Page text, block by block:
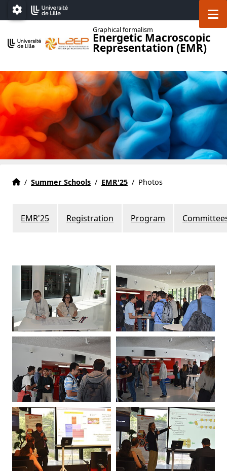
Accéder au menu principal
Accéder au contenu
Paramétrage
Graphical formalism
Energetic Macroscopic
Representation (EMR)
Home
Accueil
/ Summer Schools / EMR'25 / Photos
EMR'25 Registration Program